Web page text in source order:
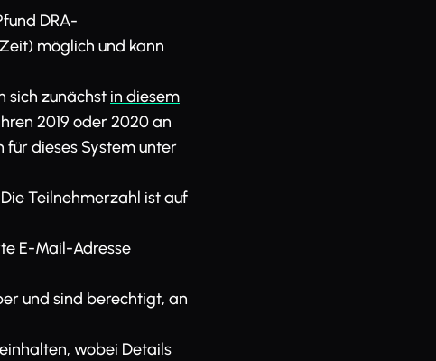
DRA-
möglich und kann
sich zunächst in diesem
2019 oder 2020 an
dieses System unter
Teilnehmerzahl ist auf
E-Mail-Adresse
und sind berechtigt, an
wobei Details